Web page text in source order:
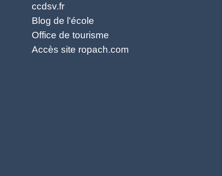
ccdsv.fr
Blog de l'école
Office de tourisme
Accès site ropach.com